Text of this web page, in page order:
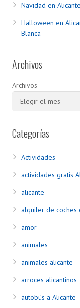
Navidad en
Halloween en
Blanca
Archivos
Archivos
Categorías
Actividades
actividades gratis
alicante
alquiler de coches
amor
animales
animales alicante
arroces alicantinos
autobús a Alicante